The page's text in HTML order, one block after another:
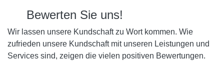
Bewerten Sie uns!
Wir lassen unsere Kundschaft zu Wort kommen. Wie
zufrieden unsere Kundschaft mit unseren Leistungen und
Services sind, zeigen die vielen positiven Bewertungen.